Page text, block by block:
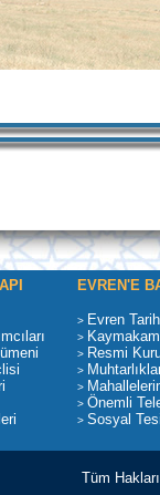
EVREN'E
> Evren
>
> Resmi
>
>
> Önemli
> Sosyal
Tüm